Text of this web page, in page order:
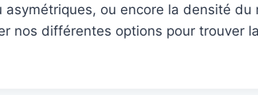
ou encore la densité
nos différentes options pour trouver